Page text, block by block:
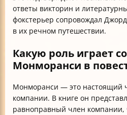
ответы викторин и
фокстерьер сопровождал
в их речном путешествии.
Какую роль играет
Монморанси в
Монморанси — это настоящий
компании. В книге он
равноправный член компании,